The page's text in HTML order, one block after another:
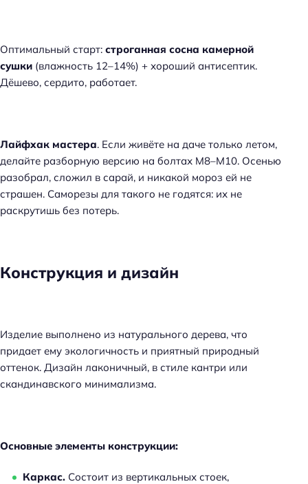
Оптимальный старт: строганная сосна камерной
сушки (влажность 12–14%) + хороший антисептик.
Дёшево, сердито, работает.
Лайфхак мастера. Если живёте на даче только летом,
делайте разборную версию на болтах М8–М10. Осенью
разобрал, сложил в сарай, и никакой мороз ей не
страшен. Саморезы для такого не годятся: их не
раскрутишь без потерь.
Конструкция и дизайн
Изделие выполнено из натурального дерева, что
придает ему экологичность и приятный природный
оттенок. Дизайн лаконичный, в стиле кантри или
скандинавского минимализма.
Основные элементы конструкции:
Каркас. Состоит из вертикальных стоек,